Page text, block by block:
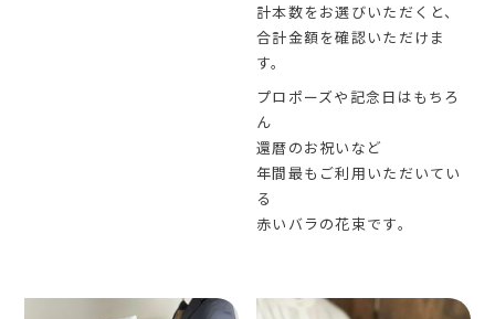
計本数をお選びいただくと、
合計金額を確認いただけま
す。
プロポーズや記念日はもちろ
ん
還暦のお祝いなど
年間最もご利用いただいてい
る
赤いバラの花束です。